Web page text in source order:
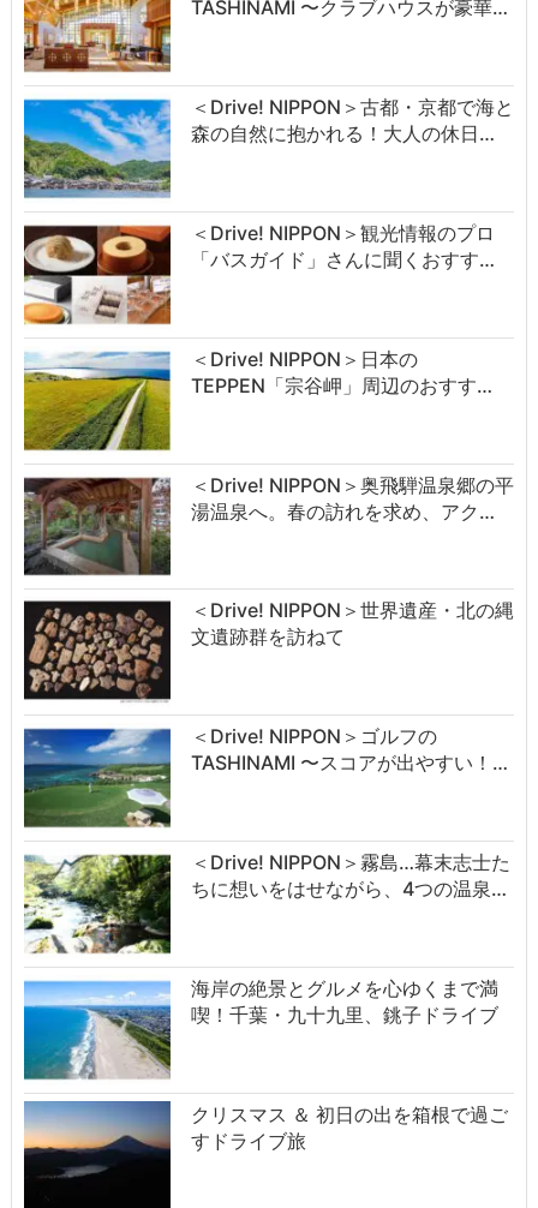
TASHINAMI 〜クラブハウスが豪華…
＜Drive! NIPPON＞古都・京都で海と
森の自然に抱かれる！大人の休日…
＜Drive! NIPPON＞観光情報のプロ
「バスガイド」さんに聞くおすす…
＜Drive! NIPPON＞日本の
TEPPEN「宗谷岬」周辺のおすす…
＜Drive! NIPPON＞奥飛騨温泉郷の平
湯温泉へ。春の訪れを求め、アク…
＜Drive! NIPPON＞世界遺産・北の縄
文遺跡群を訪ねて
＜Drive! NIPPON＞ゴルフの
TASHINAMI 〜スコアが出やすい！…
＜Drive! NIPPON＞霧島…幕末志士た
ちに想いをはせながら、4つの温泉…
海岸の絶景とグルメを心ゆくまで満
喫！千葉・九十九里、銚子ドライブ
クリスマス ＆ 初日の出を箱根で過ご
すドライブ旅